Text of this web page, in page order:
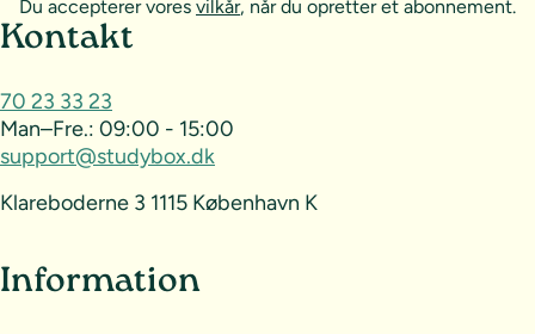
Du accepterer vores vilkår, når du opretter et abonnement.
Sideoversigt og kontakt
Kontakt
70 23 33 23
Man–Fre.: 09:00 - 15:00
support@studybox.dk
Klareboderne 3 1115 København K
Information